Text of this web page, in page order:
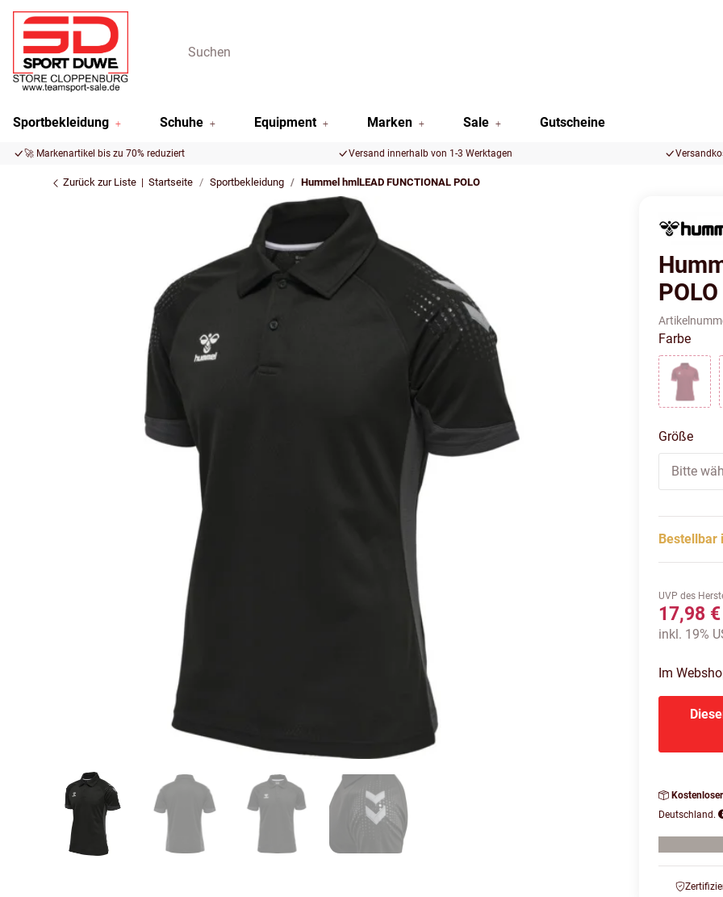
Sportbekleidung Schuhe Equipment Marken Sale Gutscheine
🚀 Markenartikel bis zu 70% reduziert Versand innerhalb von 1-3 Werktagen
Zurück zur Liste Startseite Sportbekleidung Hummel hmlLEAD FUNCTIONAL POLO
POLO
Farbe
Größe
Bitte
Bestellbar
UVP des
17,98 €
inkl. 19%
Im
Deutschland.